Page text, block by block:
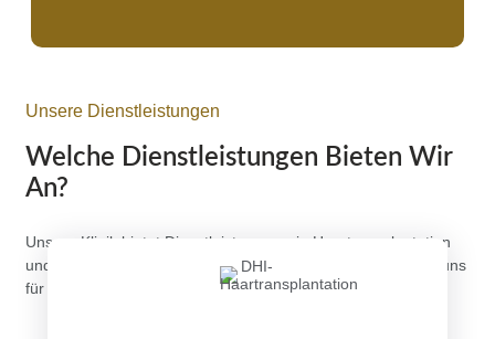
Unsere Dienstleistungen
Welche Dienstleistungen Bieten Wir
An?
Unsere Klinik bietet Dienstleistungen wie Haartransplantation
und Behandlungen gegen Haarausfall an. Kontaktieren Sie uns
für weitere Informationen zu unseren Dienstleistungen.